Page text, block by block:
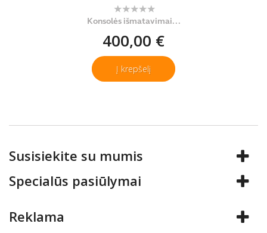
Konsolės išmatavimai...
400,00 €
Į krepšelį
Susisiekite su mumis
Specialūs pasiūlymai
Reklama